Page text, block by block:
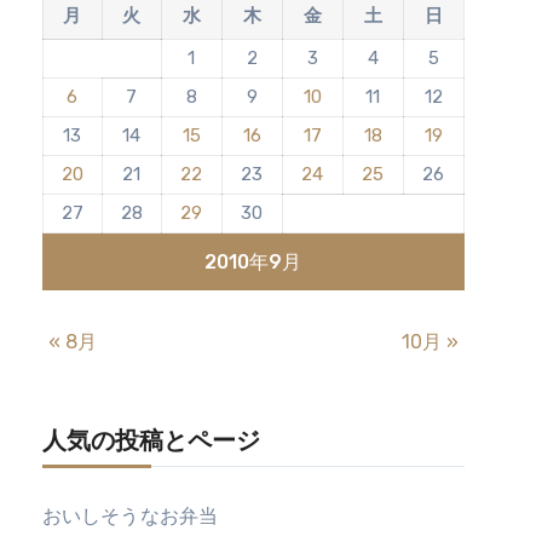
2010年9月
月 火 水 木 金 土
日
1
2 3 4
5
6
7 8 9 10 11
12
13
14 15 16 17 18
19
20
21 22 23 24 25
26
27
28 29 30
« 8月 10月 »
人気の投稿とページ
おいしそうなお弁当